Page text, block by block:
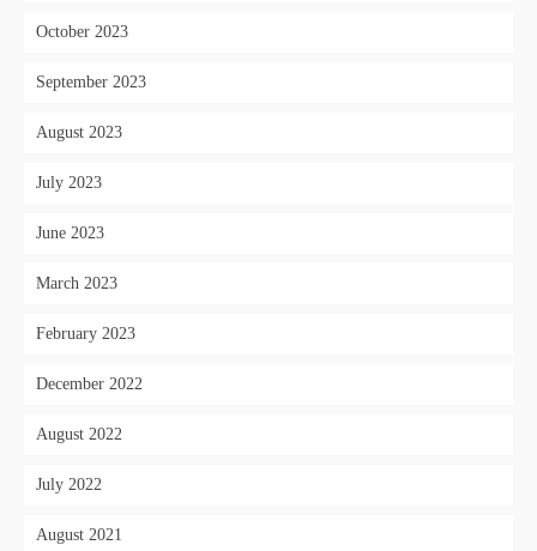
October 2023
September 2023
August 2023
July 2023
June 2023
March 2023
February 2023
December 2022
August 2022
July 2022
August 2021